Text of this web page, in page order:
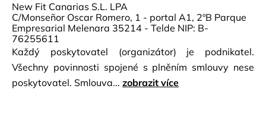
New Fit Canarias S.L. LPA
C/Monseñor Oscar Romero, 1 - portal A1, 2ºB Parque
Empresarial Melenara 35214 - Telde NIP: B-
76255611
Každý poskytovatel (organizátor) je podnikatel.
Všechny povinnosti spojené s plněním smlouvy nese
poskytovatel. Smlouva... zobrazit více